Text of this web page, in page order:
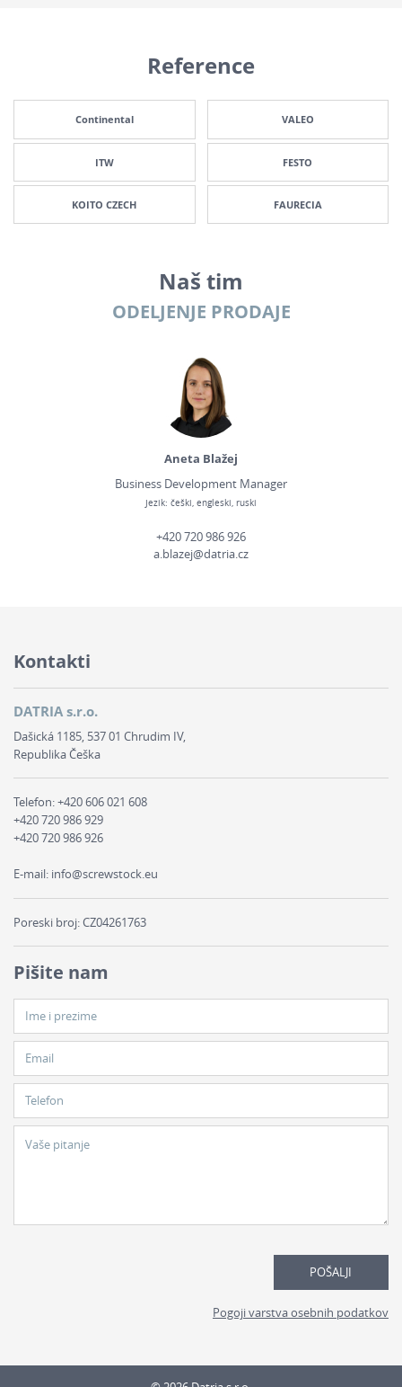
Reference
Continental
ITW
KOITO CZECH
VALEO
FESTO
FAURECIA
Naš tim
ODELJENJE PRODAJE
Aneta Blažej
Business Development Manager
Jezik: češki, engleski, ruski
+420 720 986 926
a.blazej@datria.cz
Kontakti
DATRIA s.r.o.
Dašická 1185, 537 01 Chrudim IV,
Republika Češka
Telefon:+420 606 021 608
+420 720 986 929
+420 720 986 926
E-mail: info@screwstock.eu
Poreski broj: CZ04261763
Pišite nam
Ime i prezime
Email
Telefon
Vaše pitanje
POŠALJI
Pogoji varstva osebnih podatkov